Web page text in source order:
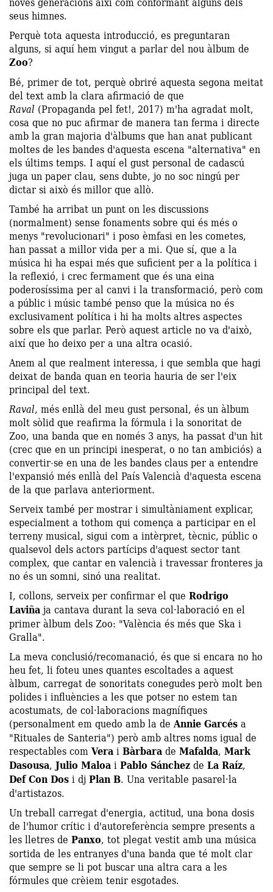
seus himnes.
Perquè tota aquesta introducció, es preguntaran
alguns, si aquí hem vingut a parlar del nou àlbum de
Zoo?
Bé, primer de tot, perquè obriré aquesta segona meitat
del text amb la clara afirmació de que
Raval (Propaganda pel fet!, 2017) m'ha agradat molt,
cosa que no puc afirmar de manera tan ferma i directe
amb la gran majoria d'àlbums que han anat publicant
moltes de les bandes d'aquesta escena "alternativa" en
els últims temps. I aquí el gust personal de cadascú
juga un paper clau, sens dubte, jo no soc ningú per
dictar si això és millor que allò.
També ha arribat un punt on les discussions
(normalment) sense fonaments sobre qui és més o
menys "revolucionari" i poso èmfasi en les cometes,
han passat a millor vida per a mi. Que sí, que a la
música hi ha espai més que suficient per a la política i
la reflexió, i crec fermament que és una eina
poderosíssima per al canvi i la transformació, però com
a públic i músic també penso que la música no és
exclusivament política i hi ha molts altres aspectes
sobre els que parlar. Però aquest article no va d'això,
així que ho deixo per a una altra ocasió.
Anem al que realment interessa, i que sembla que hagi
deixat de banda quan en teoria hauria de ser l'eix
principal del text.
Raval, més enllà del meu gust personal, és un àlbum
molt sòlid que reafirma la fórmula i la sonoritat de
Zoo, una banda que en només 3 anys, ha passat d'un hit
(crec que en un principi inesperat, o no tan ambiciós) a
convertir-se en una de les bandes claus per a entendre
l'expansió més enllà del País Valencià d'aquesta escena
de la que parlava anteriorment.
Serveix també per mostrar i simultàniament explicar,
especialment a tothom qui comença a participar en el
terreny musical, sigui com a intèrpret, tècnic, públic o
qualsevol dels actors partícips d'aquest sector tant
complex, que cantar en valencià i travessar fronteres ja
no és un somni, sinó una realitat.
I, collons, serveix per confirmar el que Rodrigo
Laviñaja cantava durant la seva col·laboració en el
primer àlbum dels Zoo: "València és més que Ska i
Gralla".
La meva conclusió/recomanació, és que si encara no ho
heu fet, li foteu unes quantes escoltades a aquest
àlbum, carregat de sonoritats conegudes però molt ben
polides i influències a les que potser no estem tan
acostumats, de col·laboracions magnífiques
(personalment em quedo amb la deAnnie Garcésa
"Rituales de Santeria") però amb altres noms igual de
respectables comVeraiBàrbarade Mafalda, Mark
Dasousa, Julio MaloaiPablo Sánchezde La Raíz,
Def Con Dosi dj Plan B. Una veritable pasarel·la
d'artistazos.
Un treball carregat d'energia, actitud, una bona dosis
de l'humor crític i d'autoreferència sempre presents a
les lletres de Panxo, tot plegat vestit amb una música
sortida de les entranyes d'una banda que té molt clar
que sempre se li pot buscar una altra cara a les
fórmules que crèiem tenir esgotades.